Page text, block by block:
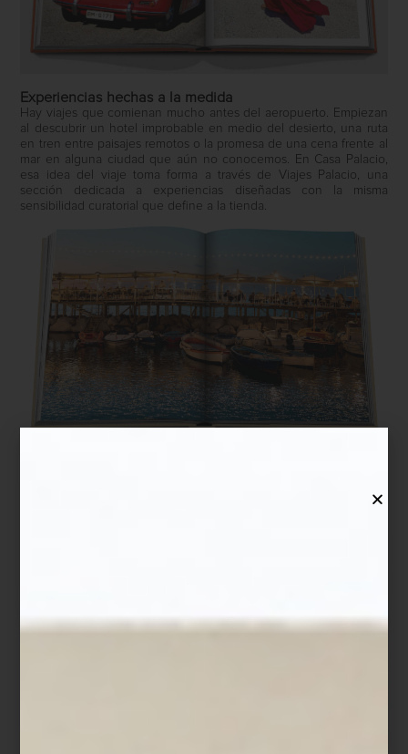
Experiencias hechas a la medida
Hay viajes que comienan mucho antes del aeropuerto. Empiezan
al descubrir un hotel improbable en medio del desierto, una ruta
en tren entre paisajes remotos o la promesa de una cena frente al
mar en alguna ciudad que aún no conocemos. En Casa Palacio,
esa idea del viaje toma forma a través de Viajes Palacio, una
sección dedicada a experiencias diseñadas con la misma
sensibilidad curatorial que define a la tienda.
Los itinerarios se construyen a la medida: safaris africanos, trenes
Algunos destinos empiezan en una página